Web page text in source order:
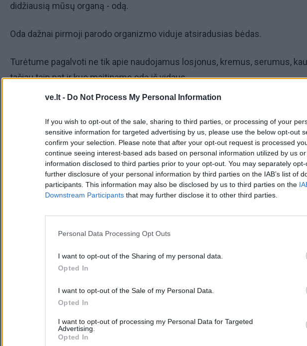
ve.lt - Do Not Process My Personal Information
If you wish to opt-out of the sale, sharing to third parties, or processing of your
sensitive information for targeted advertising by us, please use the below opt-out
confirm your selection. Please note that after your opt-out request is processed
continue seeing interest-based ads based on personal information utilized by us
information disclosed to third parties prior to your opt-out. You may separately
further disclosure of your personal information by third parties on the IAB’s list of
participants. This information may also be disclosed by us to third parties on the
Downstream Participants that may further disclose it to other third parties.
Personal Data Processing Opt Outs
I want to opt-out of the Sharing of my personal data.
Opted In
I want to opt-out of the Sale of my Personal Data.
Opted In
I want to opt-out of processing my Personal Data for Targeted
Advertising.
Opted In
didžiausią mūsų organą - odą.
Oda dažnai pirmoji parodo organizmo viduje atsiradusias bėdas.
Turėtume pagalvoti ne tik apie naudojamus losjonus, kremus, serumus,
tačiau taip pat ir kuo maitiname odą iš vidaus.
raukšlelių bei negyvybingos odos išvaizdos.
Esate pasiruošę suspindėti? Valgykite šį maistą
Šiuo metu skaitomiausi